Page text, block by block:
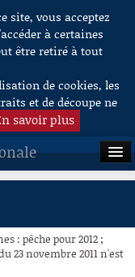
site, vous acceptez
à certaines
être retiré à tout
de cookies, les
et de découpe ne
savoir plus
: pêche pour 2012 ;
23 novembre 2011 n'est